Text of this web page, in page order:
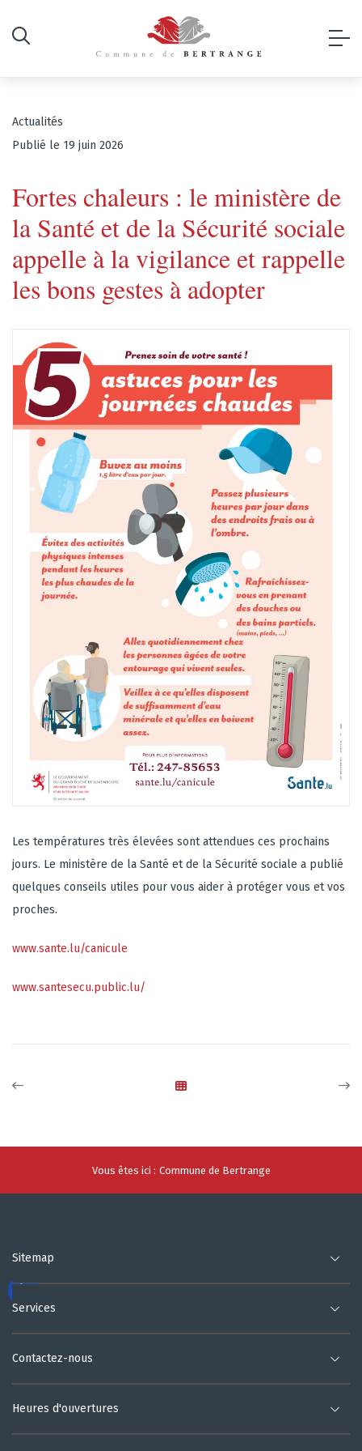
Actualités
Publié le 19 juin 2026
Fortes chaleurs : le ministère de
la Santé et de la Sécurité sociale
appelle à la vigilance et rappelle
les bons gestes à adopter
Les températures très élevées sont attendues ces prochains
jours. Le ministère de la Santé et de la Sécurité sociale a publié
quelques conseils utiles pour vous aider à protéger vous et vos
proches.
www.sante.lu/canicule
www.santesecu.public.lu/
Vous êtes ici : Commune de Bertrange
Sitemap
Services
Contactez-nous
Heures d'ouvertures